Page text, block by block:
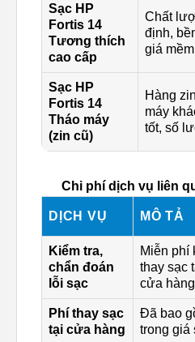
Sạc HP
Fortis 14
Tương thích
cao cấp
Chất
định,
giá
Sạc HP
Fortis 14
Tháo máy
(zin cũ)
Hàng
máy
tốt, số
Chi phí dịch vụ liên
DỊCH VỤ MÔ TẢ
Kiểm tra,
chẩn đoán
lỗi sạc
Miễn phí
thay sạc
cửa hàng
Phí thay sạc
tại cửa hàng
Đã bao
trong giá